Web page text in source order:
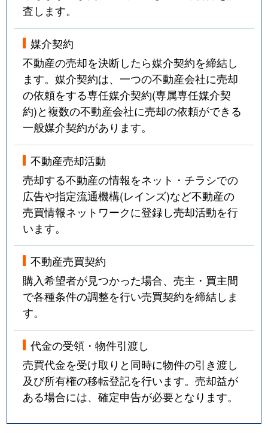
査します。
媒介契約
不動産の売却を決断したら媒介契約を締結し
ます。媒介契約は、一つの不動産会社に売却
の依頼をする専任媒介契約(専属専任媒介契
約)と複数の不動産会社に売却の依頼ができる
一般媒介契約があります。
不動産売却活動
売却する不動産の情報をネット・チラシでの
広告や指定流通機構(レインズ)など不動産の
売買情報ネットワークに登録し売却活動を行
います。
不動産売買契約
購入希望者が見つかった場合、売主・買主間
で各種条件の調整を行い売買契約を締結しま
す。
代金の受領・物件引渡し
売買代金を受け取りと同時に物件の引き渡し
及び所有権の移転登記を行います。売却益が
ある場合には、確定申告が必要となります。